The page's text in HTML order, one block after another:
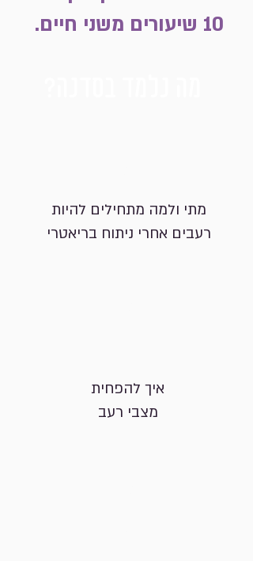
10 שיעורים משני חיים.
מתי ולמה מתחילים להיות
רעבים אחרי ניתוח בריאטרי
איך להפחית
מצבי רעב